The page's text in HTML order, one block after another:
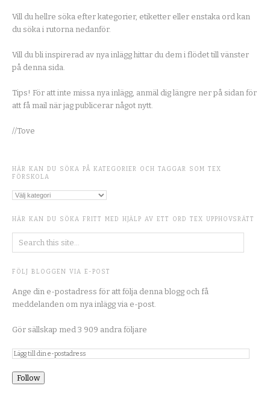
Vill du hellre söka efter kategorier, etiketter eller enstaka ord kan
du söka i rutorna nedanför.
Vill du bli inspirerad av nya inlägg hittar du dem i flödet till vänster
på denna sida.
Tips! För att inte missa nya inlägg, anmäl dig längre ner på sidan för
att få mail när jag publicerar något nytt.
//Tove
HÄR KAN DU SÖKA PÅ KATEGORIER OCH TAGGAR SOM TEX
FÖRSKOLA
HÄR KAN DU SÖKA FRITT MED HJÄLP AV ETT ORD TEX UPPHOVSRÄTT
FÖLJ BLOGGEN VIA E-POST
Ange din e-postadress för att följa denna blogg och få
meddelanden om nya inlägg via e-post.
Gör sällskap med 3 909 andra följare